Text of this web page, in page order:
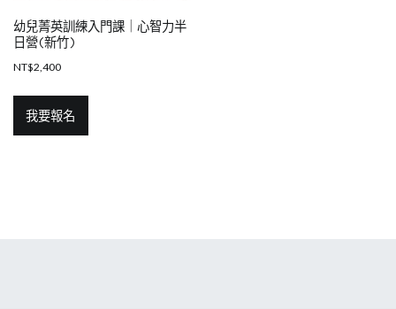
幼兒菁英訓練入門課｜心智力半
日營(新竹)
NT$2,400
我要報名